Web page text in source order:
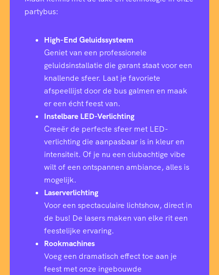
partybus:
High-End Geluidssysteem
Geniet van een professionele
geluidsinstallatie die garant staat voor een
knallende sfeer. Laat je favoriete
afspeellijst door de bus galmen en maak
er een écht feest van.
Instelbare LED-Verlichting
Creeër de perfecte sfeer met LED-
verlichting die aanpasbaar is in kleur en
intensiteit. Of je nu een clubachtige vibe
wilt of een ontspannen ambiance, alles is
mogelijk.
Laserverlichting
Voor een spectaculaire lichtshow, direct in
de bus! De lasers maken van elke rit een
feestelijke ervaring.
Rookmachines
Voeg een dramatisch effect toe aan je
feest met onze ingebouwde